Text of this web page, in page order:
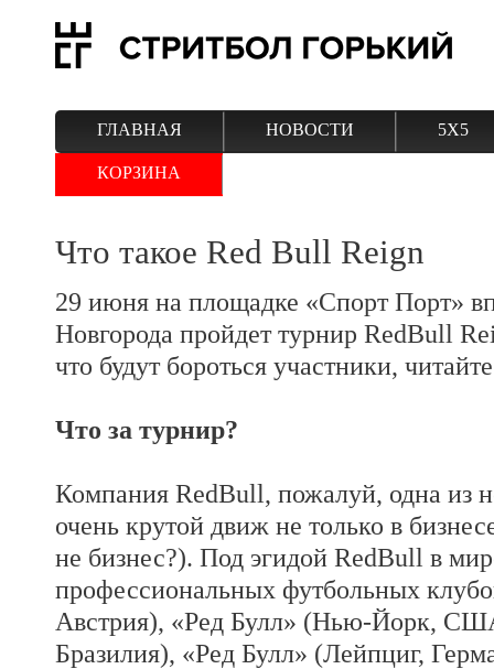
ГЛАВНАЯ НОВОСТИ 5Х5
КОРЗИНА
Что такое Red Bull Reign
29 июня на площадке «Спорт Порт»
Новгорода пройдет турнир RedBull
что будут бороться участники,
Что за турнир?
Компания RedBull, пожалуй, одна из
очень крутой движ не только в
не бизнес?). Под эгидой RedBull в
профессиональных футбольных
Австрия), «Ред Булл» (Нью-Йорк,
Бразилия), «Ред Булл» (Лейпциг,